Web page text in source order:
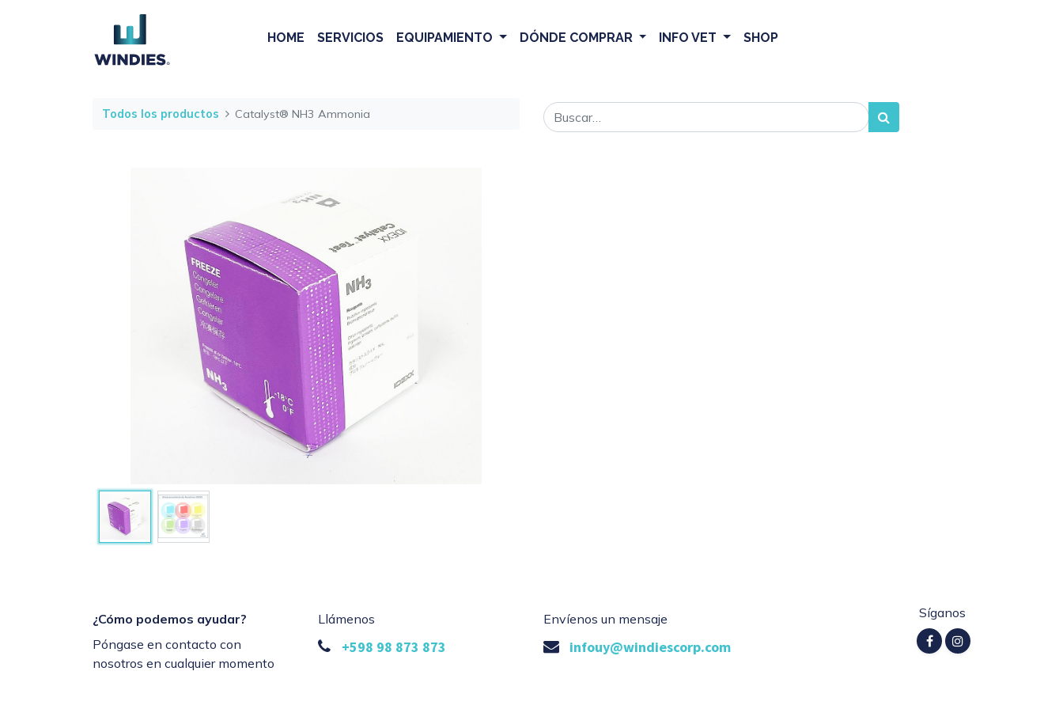
HOME SERVICIOS EQUIPAMIENTO DÓNDE COMPRAR INFO VET SHOP
Todos los productos Catalyst® NH3 Ammonia
¿Cómo podemos ayudar?
Póngase en contacto con
nosotros en cualquier momento
Llámenos
+598 98 873 873
Envíenos un mensaje
infouy@windiescorp.com
Síganos